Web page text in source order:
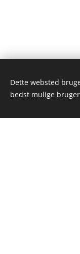
Dette websted
bedst mulige